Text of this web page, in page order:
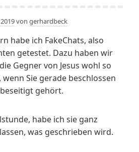
von gerhardbeck
habe ich FakeChats, also
getestet. Dazu haben wir
Gegner von Jesus wohl so
Sie gerade beschlossen
gehört.
habe ich sie ganz
was geschrieben wird.